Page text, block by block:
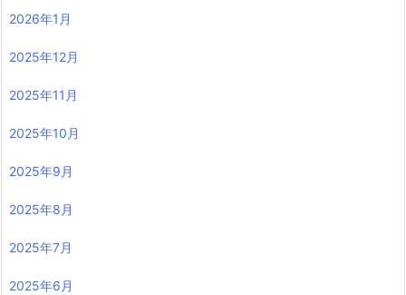
2026年1月
2025年12月
2025年11月
2025年10月
2025年9月
2025年8月
2025年7月
2025年6月